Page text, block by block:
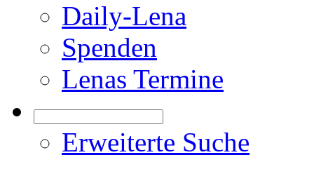
Daily-Lena
Spenden
Lenas Termine
Erweiterte Suche